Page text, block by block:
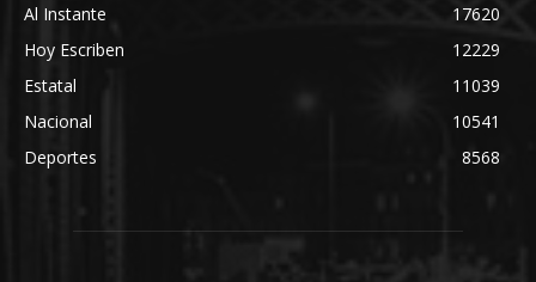
Al Instante
17620
Hoy Escriben
12229
Estatal
11039
Nacional
10541
Deportes
8568